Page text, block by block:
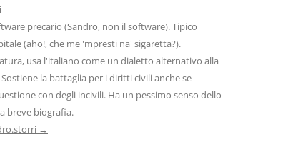
precario (Sandro, non il software). Tipico
(aho!, che me 'mpresti na' sigaretta?).
usa l'italiano come un dialetto alternativo alla
la battaglia per i diritti civili anche se
con degli incivili. Ha un pessimo senso dello
breve biografia.
→